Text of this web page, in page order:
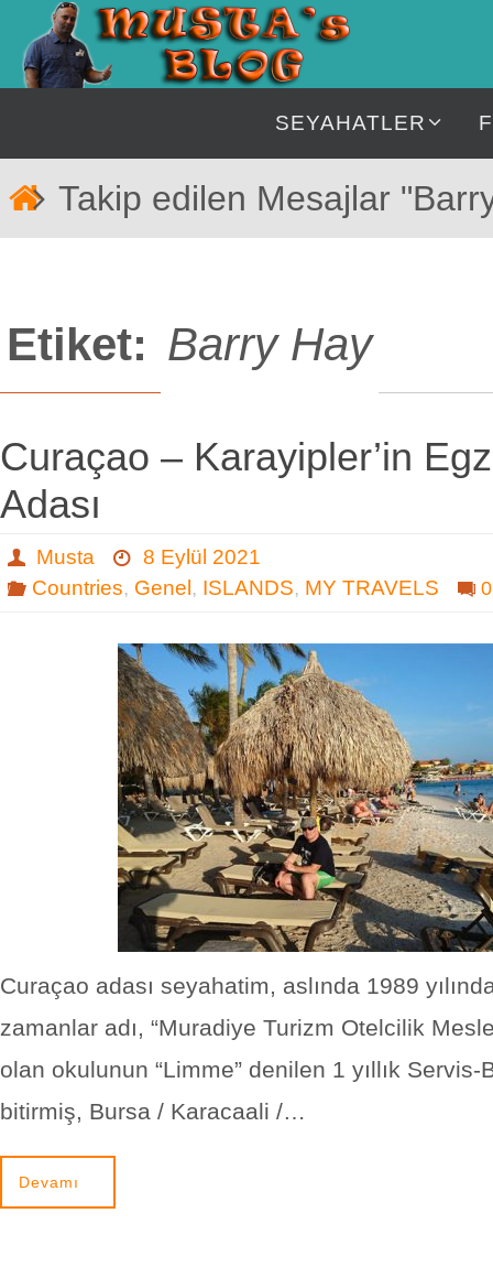
İçeriğe
geç
SEYAHATLER
Takip edilen Mesajlar
Etiket: Barry Hay
Curaçao – Karayipler’in
Adası
Musta
8 Eylül 2021
Countries, Genel , ISLANDS, MY TRAVELS 0
Curaçao adası seyahatim, aslında 1989
zamanlar adı, “Muradiye Turizm Otelcilik
olan okulunun “Limme” denilen 1 yıllık Servis-
bitirmiş, Bursa / Karacaali /…
Devamı